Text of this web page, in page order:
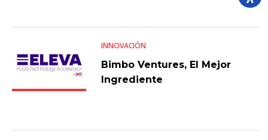
INNOVACIÓN
Bimbo Ventures, El Mejor
Ingrediente